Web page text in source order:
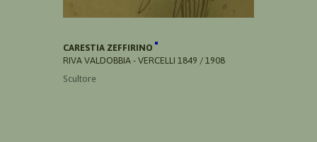
CARESTIA ZEFFIRINO
RIVA VALDOBBIA - VERCELLI 1849 / 1908
Scultore